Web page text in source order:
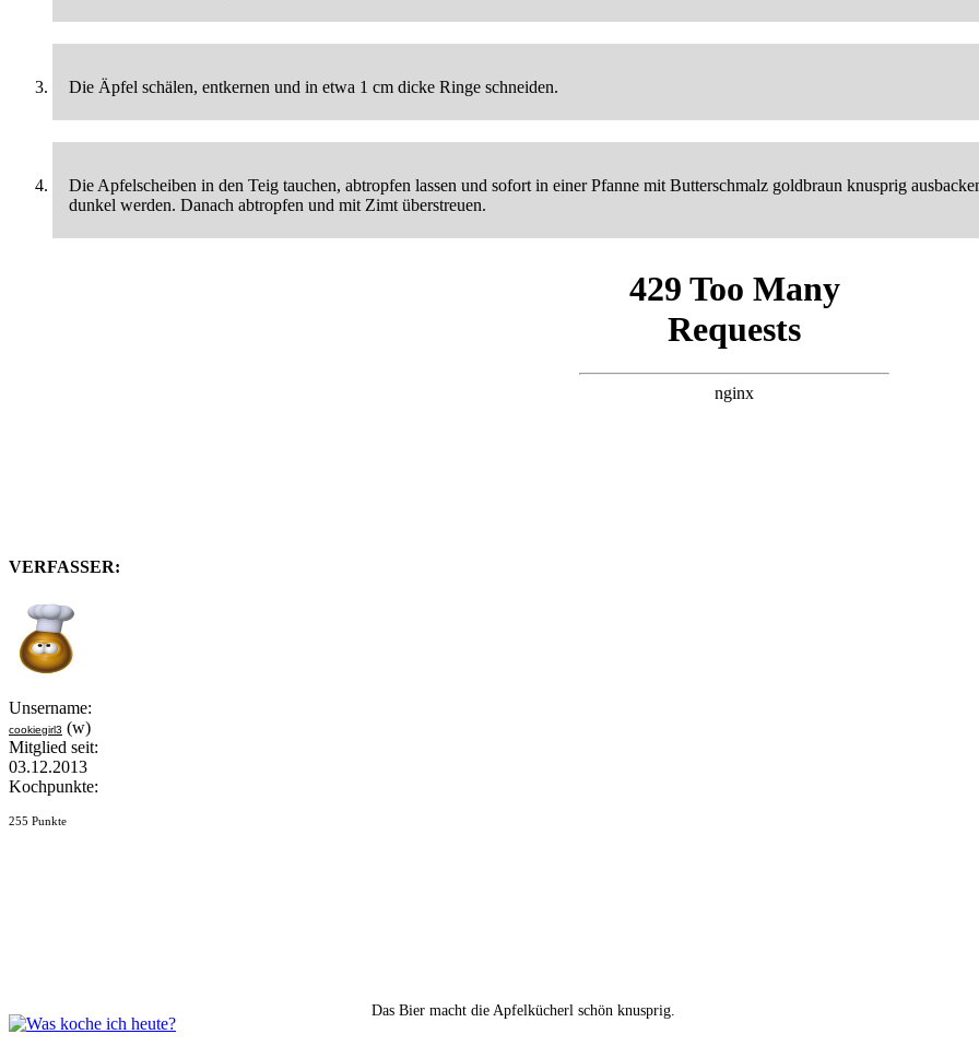
Die Äpfel schälen, entkernen und in etwa 1 cm dicke Ringe schneiden.
Die Apfelscheiben in den Teig tauchen, abtropfen lassen und sofort in einer Pfanne mit Butterschmalz goldbraun knusprig
dunkel werden. Danach abtropfen und mit Zimt überstreuen.
VERFASSER:
Unsername:
cookiegirl3 (w)
Mitglied seit:
03.12.2013
Kochpunkte:
255 Punkte
Das Bier macht die Apfelkücherl schön knusprig.